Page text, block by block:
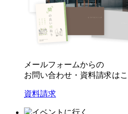
メールフォームからの
お問い合わせ・資料請求は
資料請求